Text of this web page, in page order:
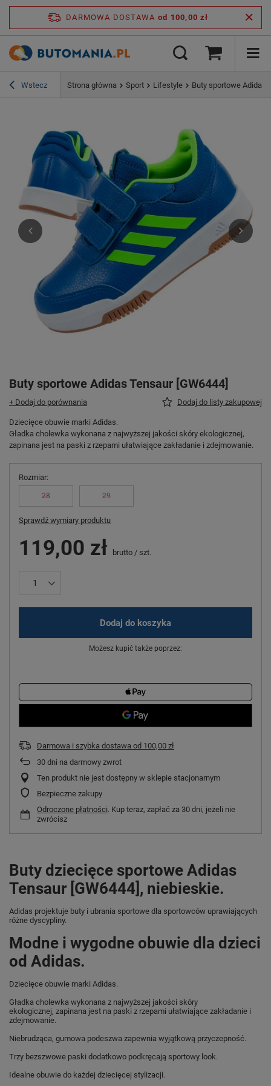
DARMOWA DOSTAWA od 100,00 zł
Wstecz Strona główna Sport Lifestyle Buty sportowe Adidas
Buty sportowe Adidas Tensaur [GW6444]
+ Dodaj do porównania Dodaj do listy zakupowej
Dziecięce obuwie marki Adidas.
Gładka cholewka wykonana z najwyższej jakości skóry ekologicznej,
zapinana jest na paski z rzepami ułatwiające zakładanie i zdejmowanie.
Rozmiar
28 29
Sprawdź wymiary produktu
119,00 zł brutto / szt.
Dodaj do koszyka
Możesz kupić także poprzez:
Darmowa i szybka dostawa od 100,00 zł
30 dni na darmowy zwrot
Ten produkt nie jest dostępny w sklepie stacjonarnym
Bezpieczne zakupy
Odroczone płatności. Kup teraz, zapłać za 30 dni, jeżeli nie
zwrócisz
Buty dziecięce sportowe Adidas
Tensaur [GW6444], niebieskie.
Adidas projektuje buty i ubrania sportowe dla sportowców uprawiających
różne dyscypliny.
Modne i wygodne obuwie dla dzieci
od Adidas.
Dziecięce obuwie marki Adidas.
Gładka cholewka wykonana z najwyższej jakości skóry
ekologicznej, zapinana jest na paski z rzepami ułatwiające zakładanie i
zdejmowanie.
Niebrudząca, gumowa podeszwa zapewnia wyjątkową przyczepność.
Trzy bezszwowe paski dodatkowo podkręcają sportowy look.
Idealne obuwie do każdej dziecięcej stylizacji.